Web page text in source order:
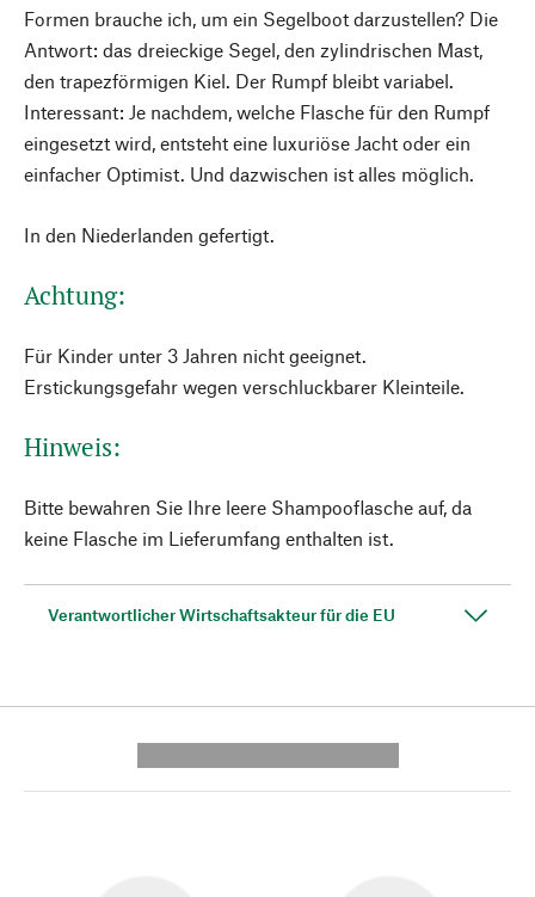
Formen brauche ich, um ein Segelboot darzustellen? Die
Antwort: das dreieckige Segel, den zylindrischen Mast,
den trapezförmigen Kiel. Der Rumpf bleibt variabel.
Interessant: Je nachdem, welche Flasche für den Rumpf
eingesetzt wird, entsteht eine luxuriöse Jacht oder ein
einfacher Optimist. Und dazwischen ist alles möglich.
In den Niederlanden gefertigt.
Achtung:
Für Kinder unter 3 Jahren nicht geeignet.
Erstickungsgefahr wegen verschluckbarer Kleinteile.
Hinweis:
Bitte bewahren Sie Ihre leere Shampooflasche auf, da
keine Flasche im Lieferumfang enthalten ist.
Verantwortlicher Wirtschaftsakteur für die EU